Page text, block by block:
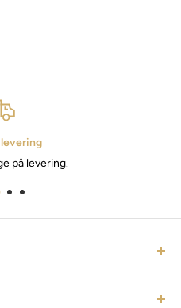
på levering.
Hvor du som kunde kan
personlig pleje,